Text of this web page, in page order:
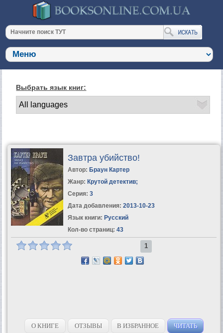
Выбрать язык книг:
Завтра убийство!
Автор: Браун Картер
Жанр: Крутой детектив;
Серия: 3
Дата добавления: 2013-10-23
Язык книги: Русский
Кол-во страниц: 43
1
О КНИГЕ ОТЗЫВЫ В ИЗБРАННОЕ ЧИТАТЬ